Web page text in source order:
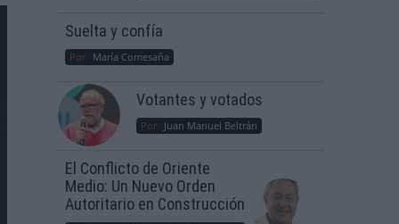
Suelta y confía
Por María Comesaña
Votantes y votados
Por Juan Manuel Beltrán
El Conflicto de Oriente
Medio: Un Nuevo Orden
Autoritario en Construcción